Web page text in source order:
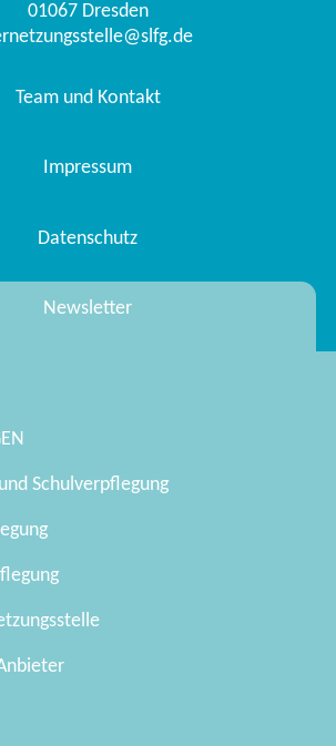
01067 Dresden
Team und Kontakt
Impressum
Datenschutz
Newsletter
Schulverpflegung